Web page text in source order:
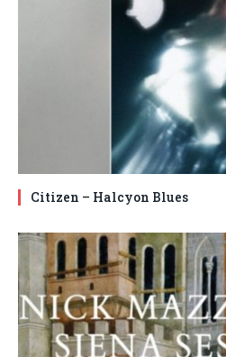
Citizen – Halcyon Blues